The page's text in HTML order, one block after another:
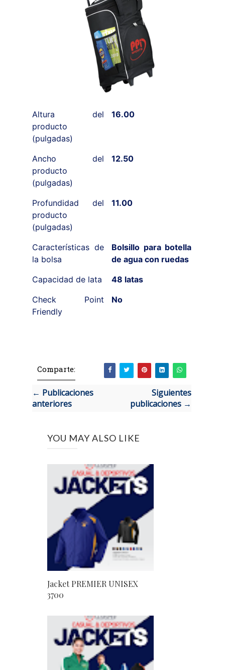
Altura del
producto
(pulgadas)
16.00
Ancho del
producto
(pulgadas)
12.50
Profundidad del
producto
(pulgadas)
11.00
Características de
la bolsa
Bolsillo para botella
de agua con ruedas
Capacidad de lata
48 latas
Check Point
Friendly
No
Comparte:
← Publicaciones
anteriores
Siguientes
publicaciones →
YOU MAY ALSO LIKE
Jacket PREMIER UNISEX
3700